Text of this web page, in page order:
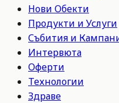
Нови Обекти
Продукти и Услуги
Събития и
Интервюта
Оферти
Технологии
Здраве